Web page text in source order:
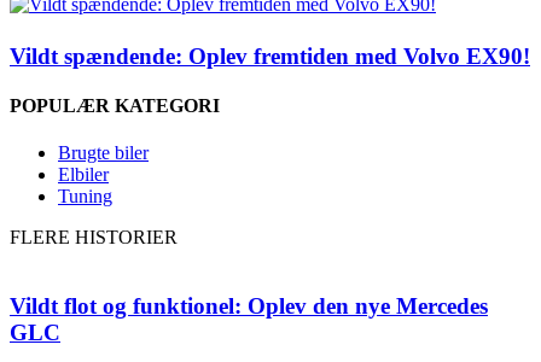
Vildt spændende: Oplev fremtiden med Volvo EX90!
POPULÆR KATEGORI
Brugte biler
Elbiler
Tuning
FLERE HISTORIER
Vildt flot og funktionel: Oplev den nye Mercedes
GLC